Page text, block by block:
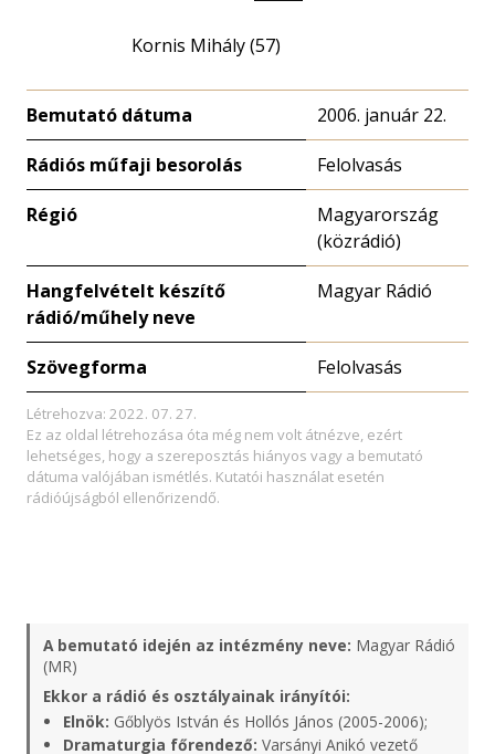
eloszlás
nagyítása
Kornis Mihály (57)
Bemutató dátuma 2006. január 22.
Rádiós műfaji besorolás Felolvasás
Régió
Magyarország
(közrádió)
Hangfelvételt készítő
rádió/műhely neve
Magyar Rádió
Szövegforma Felolvasás
Létrehozva: 2022. 07. 27.
Ez az oldal létrehozása óta még nem volt átnézve, ezért
lehetséges, hogy a szereposztás hiányos vagy a bemutató
dátuma valójában ismétlés. Kutatói használat esetén
rádióújságból ellenőrizendő.
A bemutató idején az intézmény neve: Magyar Rádió
(MR)
Ekkor a rádió és osztályainak irányítói:
Elnök: Gőblyös István és Hollós János (2005-2006);
Dramaturgia főrendező: Varsányi Anikó vezető